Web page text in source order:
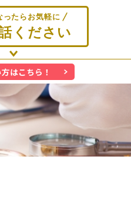
はこちら！